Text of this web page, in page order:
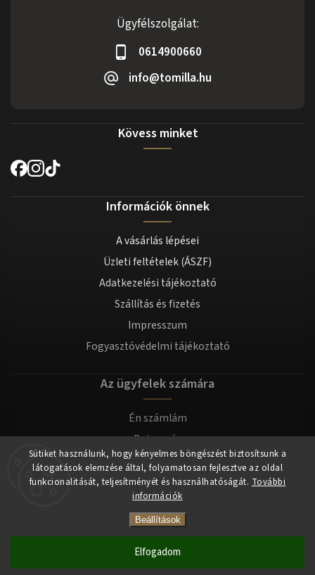
Sütiket használunk, hogy kényelmes böngészést biztosítsunk a
látogatások elemzése által, folyamatosan fejlesztve az oldal
funkcionalitását, teljesítményét és használhatóságát. További
információk
Beállítások
Elfogadom
Ügyfélszolgálat:
0614900660
info@tomilla.hu
Kövess minket
Információk önnek
A vásárlás lépései
Üzleti feltételek (ÁSZF)
Adatkezelési tájékoztató
Szállítás és fizetés
Impresszum
Fogyasztóvédelmi tájékoztató
Az ügyfelek számára
Én számlám
Bejegyzés
Bejelentkezés
Copyright 2026tomilla.hu. Minden jog fenntartva.